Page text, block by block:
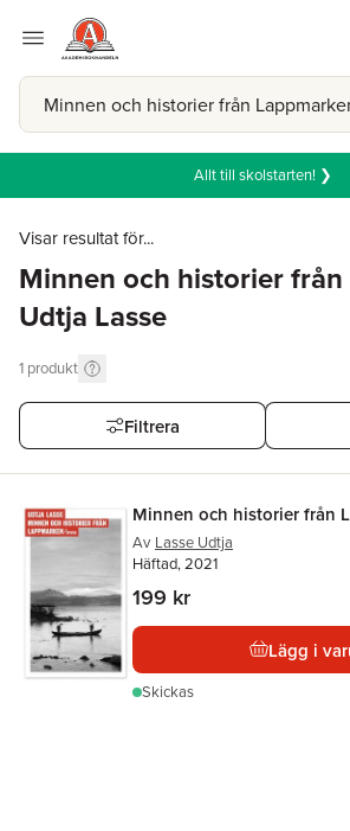
Allt till skolstarten! ❯
Visar resultat för...
Minnen och historier
Udtja Lasse
1 produkt
Filtrera
Minnen och historier från
Av Lasse Udtja
Häftad, 2021
199 kr
Lägg i
Skickas